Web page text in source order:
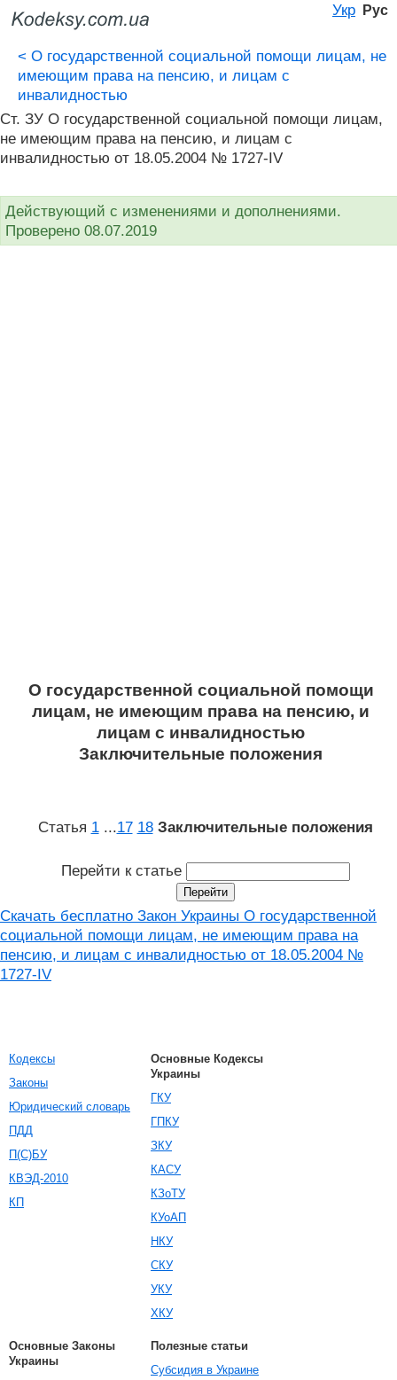
Укр Рус
< О государственной социальной помощи лицам, не
имеющим права на пенсию, и лицам с
инвалидностью
Ст. ЗУ О государственной социальной помощи лицам,
не имеющим права на пенсию, и лицам с
инвалидностью от 18.05.2004 № 1727-IV
Действующий с изменениями и дополнениями.
Проверено 08.07.2019
О государственной социальной помощи
лицам, не имеющим права на пенсию, и
лицам с инвалидностью
Заключительные положения
Статья 1 ...17 18 Заключительные положения
Перейти к статье
Скачать бесплатно Закон Украины О государственной
социальной помощи лицам, не имеющим права на
пенсию, и лицам с инвалидностью от 18.05.2004 №
1727-IV
Кодексы
Законы
Юридический словарь
ПДД
П(С)БУ
КВЭД-2010
КП
Основные Кодексы
Украины
ГКУ
ГПКУ
ЗКУ
КАСУ
КЗоТУ
КУоАП
НКУ
СКУ
УКУ
ХКУ
Основные Законы
Украины
Полезные статьи
Субсидия в Украине